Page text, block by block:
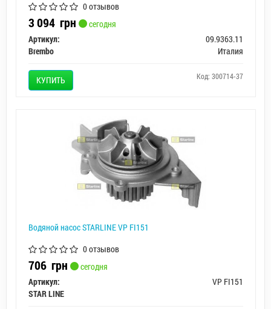
0 отзывов
3 094 грн
сегодня
Артикул:
09.9363.11
Brembo
Италия
КУПИТЬ Код: 300714-37
Водяной насос STARLINE VP FI151
0 отзывов
706 грн
сегодня
Артикул:
VP FI151
STAR LINE